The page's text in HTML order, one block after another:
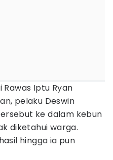
Rawas Iptu Ryan
pelaku Deswin
ke dalam kebun
diketahui warga.
hingga ia pun